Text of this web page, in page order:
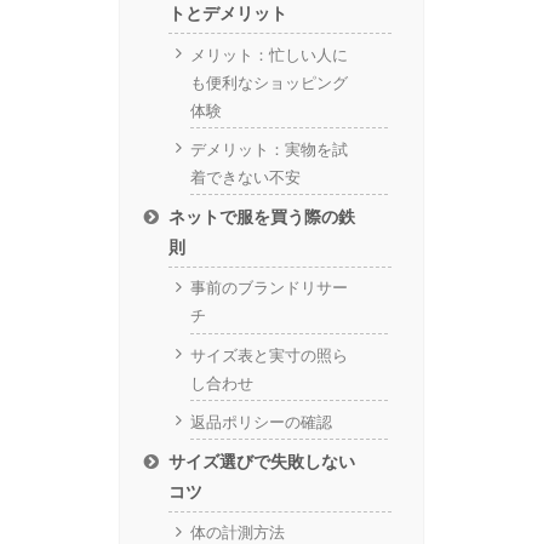
トとデメリット
メリット：忙しい人に
も便利なショッピング
体験
デメリット：実物を試
着できない不安
ネットで服を買う際の鉄
則
事前のブランドリサー
チ
サイズ表と実寸の照ら
し合わせ
返品ポリシーの確認
サイズ選びで失敗しない
コツ
体の計測方法